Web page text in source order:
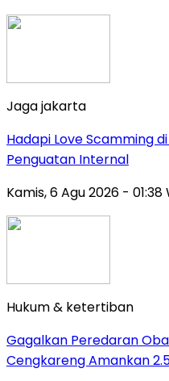
Jaga jakarta
Hadapi Love Scamming
Penguatan Internal
Kamis, 6 Agu 2026 - 01:38
Hukum & ketertiban
Gagalkan Peredaran
Cengkareng Amankan